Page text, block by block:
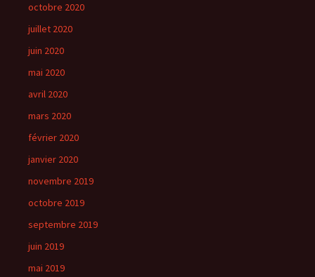
octobre 2020
juillet 2020
juin 2020
mai 2020
avril 2020
mars 2020
février 2020
janvier 2020
novembre 2019
octobre 2019
septembre 2019
juin 2019
mai 2019